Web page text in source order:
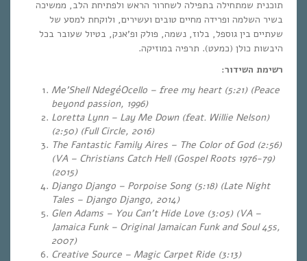
תוכנית שמתחילה בתפילה לשחרור הראש ולפתיחת הלב, ממשיכה
בשיר השלמה ופרידה מחיים טובים ועשירים, ולוקחת למסע של
שעתיים בין גוספל, בלוז, נשמה, פולק ופ’אנק, בטיול שעובר בכל
היבשות כולן (כמעט). תרפיה במוזיקה.
רשימת השידור:
Me’Shell NdegéOcello – free my heart (5:21) (Peace
beyond passion, 1996)
Loretta Lynn – Lay Me Down (feat. Willie Nelson)
(2:50) (Full Circle, 2016)
The Fantastic Family Aires – The Color of God (2:56)
(VA – Christians Catch Hell (Gospel Roots 1976-79)
(2015)
Django Django – Porpoise Song (5:18) (Late Night
Tales – Django Django, 2014)
Glen Adams – You Can’t Hide Love (3:05) (VA –
Jamaica Funk – Original Jamaican Funk and Soul 45s,
2007)
Creative Source – Magic Carpet Ride (3:13)